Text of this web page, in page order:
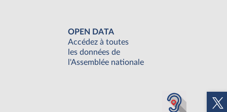
OPEN DATA
Accédez à toutes
les données de
l'Assemblée nationale